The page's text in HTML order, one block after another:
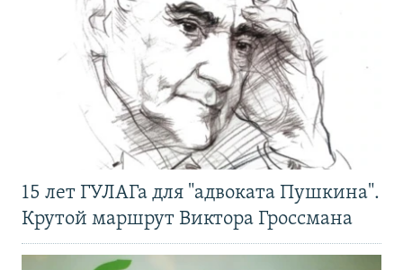
15 лет ГУЛАГа для "адвоката Пушкина".
Крутой маршрут Виктора Гроссмана